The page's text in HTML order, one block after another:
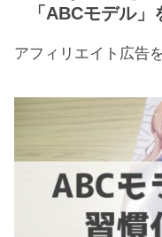
「ABCモデル」
アフィリエイト広告